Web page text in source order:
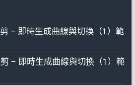
– 即時生成曲線與切換（1）範
– 即時生成曲線與切換（1）範